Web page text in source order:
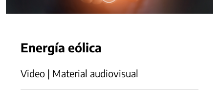
Energía eólica
Video | Material audiovisual